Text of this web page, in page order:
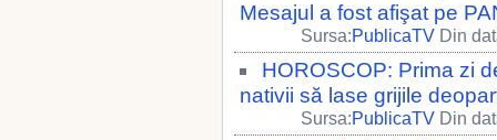
Mesajul a fost afişat pe
Sursa:PublicaTV Din
HOROSCOP: Prima zi
nativii să lase grijile
Sursa:PublicaTV Din